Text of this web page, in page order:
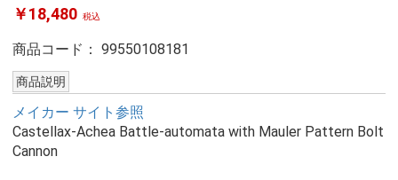
￥18,480 税込
商品コード： 99550108181
商品説明
メイカー サイト参照
Castellax-Achea Battle-automata with Mauler Pattern Bolt
Cannon